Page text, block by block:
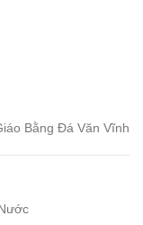
Bằng Đá Văn Vĩnh